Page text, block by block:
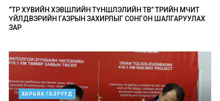
“ТӨР ХУВИЙН ХЭВШЛИЙН ТҮНШЛЭЛИЙН ТӨВ” ТӨРИЙН ӨМЧИТ
ҮЙЛДВЭРИЙН ГАЗРЫН ЗАХИРЛЫГ СОНГОН ШАЛГАРУУЛАХ
ЗАР
ХАРЬЯА ГАЗРУУД